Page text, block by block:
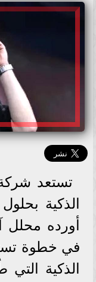
تستعد
أورده محلل
في خطوة
الذكية